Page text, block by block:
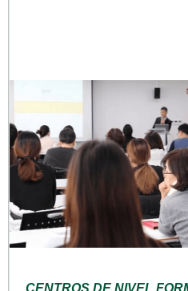
CENTROS DE NIVEL